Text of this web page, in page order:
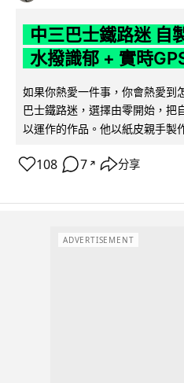
中三巴士鐵路迷 自
水撥識郁 + 實時
如果你熱愛一件事，你會熱愛到
巴士鐵路迷，選擇由零開始，把
以運作的作品。他以紙皮親手製
108 7 ↗ 分享
ADVERTISEMENT